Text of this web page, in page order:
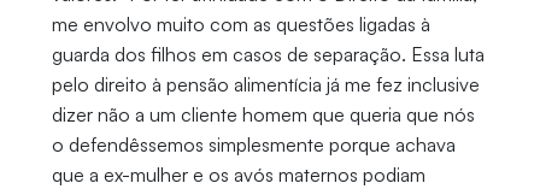
me envolvo muito com as questões ligadas à
guarda dos filhos em casos de separação. Essa luta
pelo direito à pensão alimentícia já me fez inclusive
dizer não a um cliente homem que queria que nós
o defendêssemos simplesmente porque achava
que a ex-mulher e os avós maternos podiam